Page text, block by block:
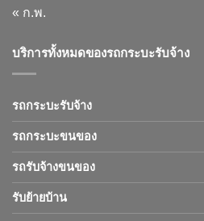
« ก.พ.
บริการทั้งหมดของรถกระบะรับจ้าง
รถกระบะรับจ้าง
รถกระบะขนของ
รถรับจ้างขนของ
รับย้ายบ้าน